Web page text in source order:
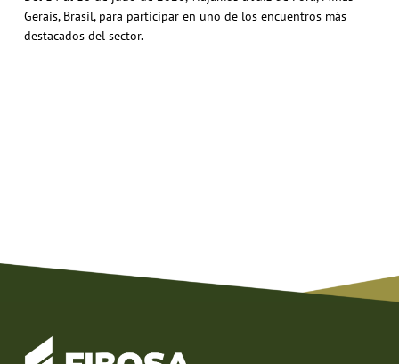
Gerais, Brasil, para participar en uno de los encuentros más
destacados del sector.